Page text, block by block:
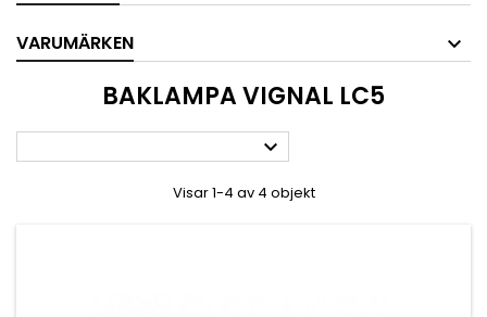
VARUMÄRKEN
BAKLAMPA VIGNAL LC5

Visar 1-4 av 4 objekt